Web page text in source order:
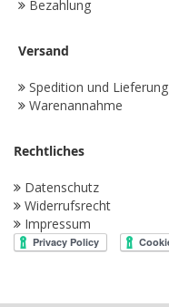
Bezahlung
Versand
Spedition und Lieferung
Warenannahme
Rechtliches
Datenschutz
Widerrufsrecht
Impressum